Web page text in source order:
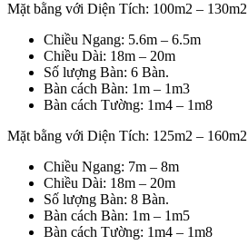
Mặt bằng với Diện Tích: 100m2 – 130m2
Chiều Ngang: 5.6m – 6.5m
Chiều Dài: 18m – 20m
Số lượng Bàn: 6 Bàn.
Bàn cách Bàn: 1m – 1m3
Bàn cách Tường: 1m4 – 1m8
Mặt bằng với Diện Tích: 125m2 – 160m2
Chiều Ngang: 7m – 8m
Chiều Dài: 18m – 20m
Số lượng Bàn: 8 Bàn.
Bàn cách Bàn: 1m – 1m5
Bàn cách Tường: 1m4 – 1m8